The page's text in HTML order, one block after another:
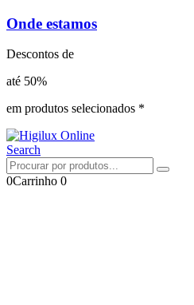
Onde estamos
Descontos de
até 50%
em produtos selecionados *
Search
0Carrinho 0